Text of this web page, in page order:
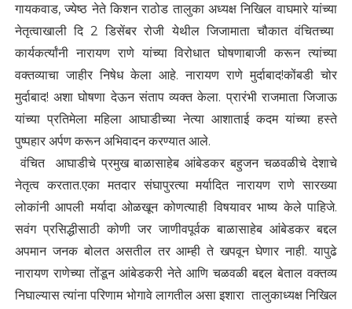
गायकवाड, ज्येष्ठ नेते किशन राठोड तालुका अध्यक्ष निखिल वाघमारे यांच्या
नेतृत्वाखाली दि 2 डिसेंबर रोजी येथील जिजामाता चौकात वंचितच्या
कार्यकर्त्यांनी नारायण राणे यांच्या विरोधात घोषणाबाजी करून त्यांच्या
वक्तव्याचा जाहीर निषेध केला आहे. नारायण राणे मुर्दाबाद!कोंबडी चोर
मुर्दाबाद! अशा घोषणा देऊन संताप व्यक्त केला. प्रारंभी राजमाता जिजाऊ
यांच्या प्रतिमेला महिला आघाडीच्या नेत्या आशाताई कदम यांच्या हस्ते
पुष्पहार अर्पण करून अभिवादन करण्यात आले.
वंचित आघाडीचे प्रमुख बाळासाहेब आंबेडकर बहुजन चळवळीचे देशाचे
नेतृत्व करतात.एका मतदार संघापुरत्या मर्यादित नारायण राणे सारख्या
लोकांनी आपली मर्यादा ओळखून कोणत्याही विषयावर भाष्य केले पाहिजे.
सवंग प्रसिद्धीसाठी कोणी जर जाणीवपूर्वक बाळासाहेब आंबेडकर बद्दल
अपमान जनक बोलत असतील तर आम्ही ते खपवून घेणार नाही. यापुढे
नारायण राणेच्या तोंडून आंबेडकरी नेते आणि चळवळी बद्दल बेताल वक्तव्य
निघाल्यास त्यांना परिणाम भोगावे लागतील असा इशारा तालुकाध्यक्ष निखिल